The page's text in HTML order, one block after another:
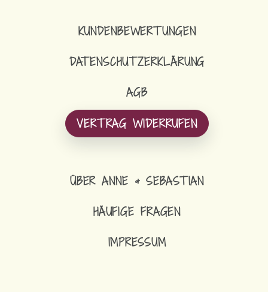
KUNDENBEWERTUNGEN
DATENSCHUTZERKLÄRUNG
AGB
VERTRAG WIDERRUFEN
ÜBER ANNE & SEBASTIAN
HÄUFIGE FRAGEN
IMPRESSUM